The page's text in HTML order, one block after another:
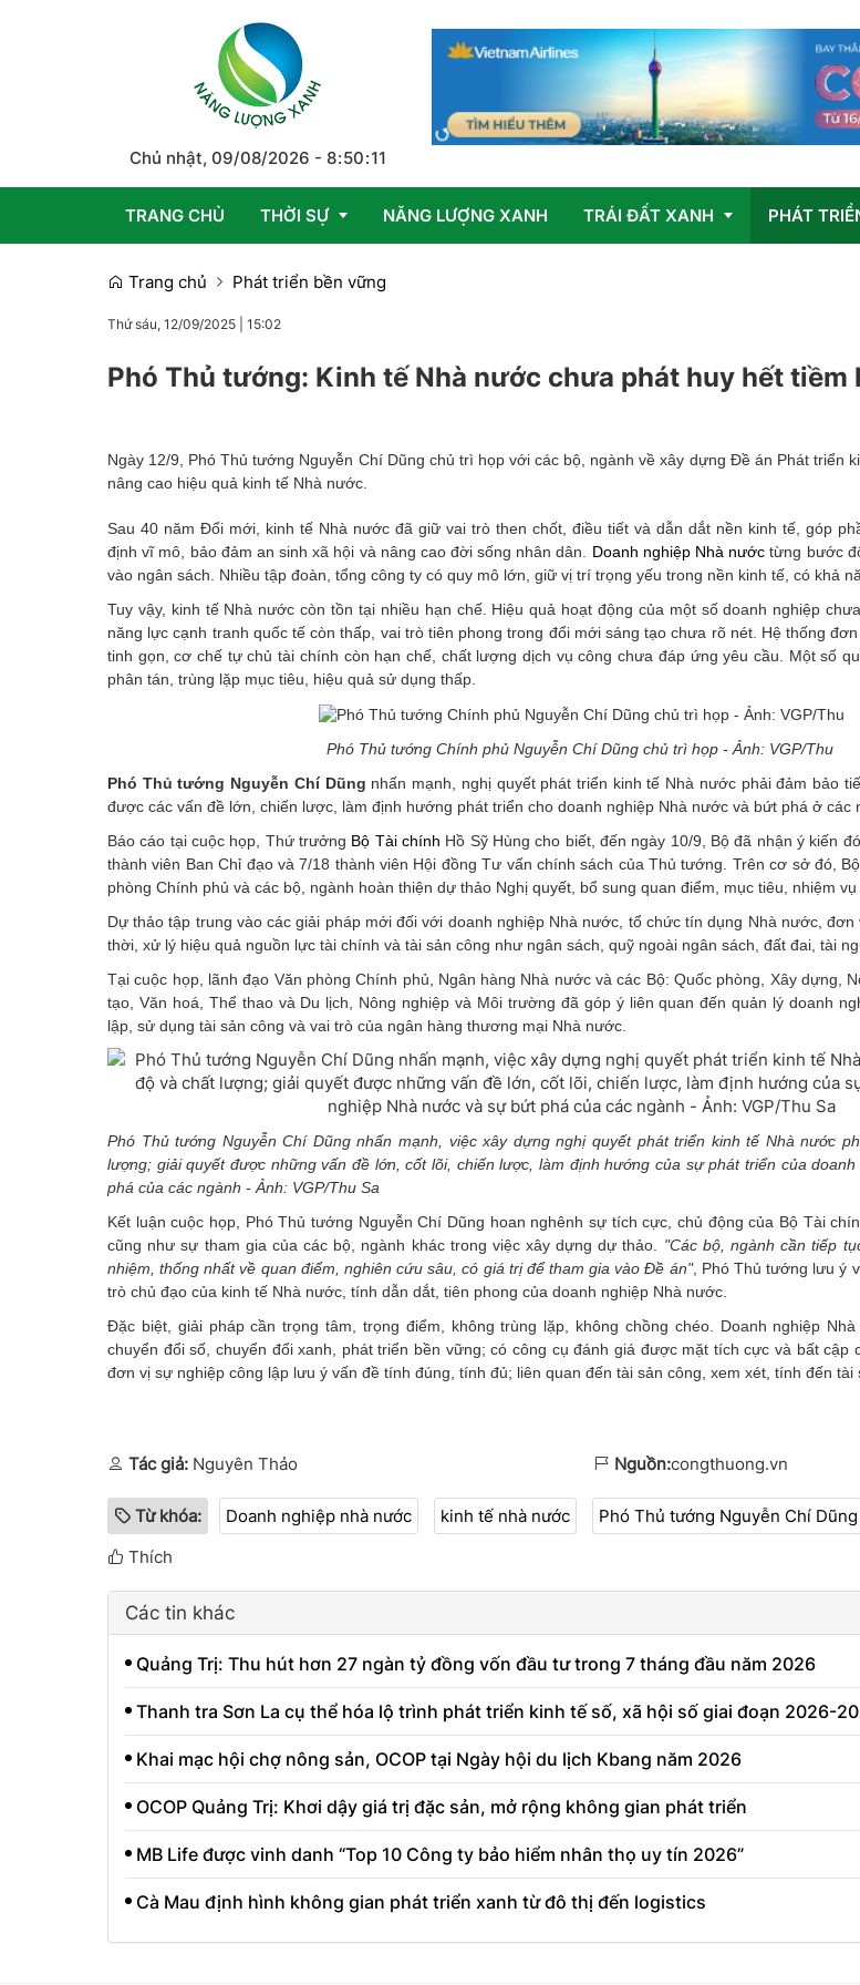
Chủ nhật, 09/08/2026 - 8:50:11
TRANG CHỦ THỜI SỰ
Trong nước
Quốc tế
NĂNG LƯỢNG XANH TRÁI ĐẤT XANH
Giải pháp
PHÁT
Trang chủ Phát triển bền vững
Thứ sáu, 12/09/2025 15:02
Phó Thủ tướng: Kinh tế Nhà nước chưa phát huy hết tiềm
Ngày 12/9, Phó Thủ tướng Nguyễn Chí Dũng chủ trì họp với các bộ, ngành về xây dựng Đề án Phát triển
nâng cao hiệu quả kinh tế Nhà nước.
Sau 40 năm Đổi mới, kinh tế Nhà nước đã giữ vai trò then chốt, điều tiết và dẫn dắt nền kinh tế, góp
định vĩ mô, bảo đảm an sinh xã hội và nâng cao đời sống nhân dân. Doanh nghiệp Nhà nước từng bước
vào ngân sách. Nhiều tập đoàn, tổng công ty có quy mô lớn, giữ vị trí trọng yếu trong nền kinh tế, có khả
Tuy vậy, kinh tế Nhà nước còn tồn tại nhiều hạn chế. Hiệu quả hoạt động của một số doanh nghiệp
năng lực cạnh tranh quốc tế còn thấp, vai trò tiên phong trong đổi mới sáng tạo chưa rõ nét. Hệ thống
tinh gọn, cơ chế tự chủ tài chính còn hạn chế, chất lượng dịch vụ công chưa đáp ứng yêu cầu. Một số
phân tán, trùng lặp mục tiêu, hiệu quả sử dụng thấp.
Phó Thủ tướng Chính phủ Nguyễn Chí Dũng chủ trì họp - Ảnh: VGP/Thu
Phó Thủ tướng Nguyễn Chí Dũng nhấn mạnh, nghị quyết phát triển kinh tế Nhà nước phải đảm bảo
được các vấn đề lớn, chiến lược, làm định hướng phát triển cho doanh nghiệp Nhà nước và bứt phá ở các
Báo cáo tại cuộc họp, Thứ trưởng Bộ Tài chính Hồ Sỹ Hùng cho biết, đến ngày 10/9, Bộ đã nhận ý kiến
thành viên Ban Chỉ đạo và 7/18 thành viên Hội đồng Tư vấn chính sách của Thủ tướng. Trên cơ sở đó,
phòng Chính phủ và các bộ, ngành hoàn thiện dự thảo Nghị quyết, bổ sung quan điểm, mục tiêu, nhiệm vụ
Dự thảo tập trung vào các giải pháp mới đối với doanh nghiệp Nhà nước, tổ chức tín dụng Nhà nước,
thời, xử lý hiệu quả nguồn lực tài chính và tài sản công như ngân sách, quỹ ngoài ngân sách, đất đai, tài
Tại cuộc họp, lãnh đạo Văn phòng Chính phủ, Ngân hàng Nhà nước và các Bộ: Quốc phòng, Xây dựng,
tạo, Văn hoá, Thể thao và Du lịch, Nông nghiệp và Môi trường đã góp ý liên quan đến quản lý doanh
lập, sử dụng tài sản công và vai trò của ngân hàng thương mại Nhà nước.
Phó Thủ tướng Nguyễn Chí Dũng nhấn mạnh, việc xây dựng nghị quyết phát triển kinh tế Nhà nước
lượng; giải quyết được những vấn đề lớn, cốt lõi, chiến lược, làm định hướng của sự phát triển của
phá của các ngành - Ảnh: VGP/Thu Sa
Kết luận cuộc họp, Phó Thủ tướng Nguyễn Chí Dũng hoan nghênh sự tích cực, chủ động của Bộ Tài
cũng như sự tham gia của các bộ, ngành khác trong việc xây dựng dự thảo. "Các bộ, ngành cần tiếp
nhiệm, thống nhất về quan điểm, nghiên cứu sâu, có giá trị để tham gia vào Đề án", Phó Thủ tướng lưu ý
trò chủ đạo của kinh tế Nhà nước, tính dẫn dắt, tiên phong của doanh nghiệp Nhà nước.
Đặc biệt, giải pháp cần trọng tâm, trọng điểm, không trùng lặp, không chồng chéo. Doanh nghiệp
chuyển đổi số, chuyển đổi xanh, phát triển bền vững; có công cụ đánh giá được mặt tích cực và bất cập
đơn vị sự nghiệp công lập lưu ý vấn đề tính đúng, tính đủ; liên quan đến tài sản công, xem xét, tính đến tài
Tác giả: Nguyên Thảo Nguồn:congthuong.vn
Từ khóa: Doanh nghiệp nhà nước kinh tế nhà nước
Phó Thủ tướng Nguyễn Chí Dũng
Thích
Các tin khác
Quảng Trị: Thu hút hơn 27 ngàn tỷ đồng vốn đầu tư trong 7 tháng đầu năm 2026
Thanh tra Sơn La cụ thể hóa lộ trình phát triển kinh tế số, xã hội số giai đoạn 2026-
Khai mạc hội chợ nông sản, OCOP tại Ngày hội du lịch Kbang năm 2026
OCOP Quảng Trị: Khơi dậy giá trị đặc sản, mở rộng không gian phát triển
MB Life được vinh danh “Top 10 Công ty bảo hiểm nhân thọ uy tín 2026”
Cà Mau định hình không gian phát triển xanh từ đô thị đến logistics